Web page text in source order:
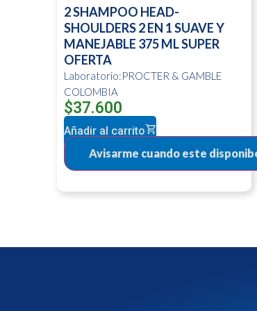
2 SHAMPOO HEAD-
SHOULDERS 2 EN 1 SUAVE Y
MANEJABLE 375 ML SUPER
OFERTA
Laboratorio:PROCTER & GAMBLE
COLOMBIA
$37.600
Añadir al carrito